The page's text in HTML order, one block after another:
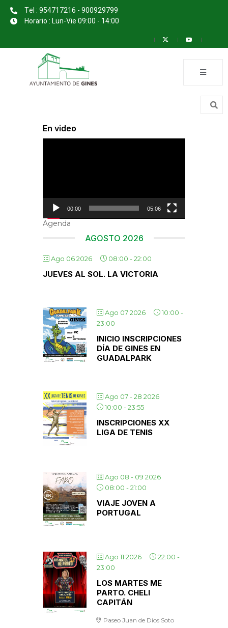
Tel : 954717216 - 900929799
Horario : Lun-Vie 09:00 - 14:00
En video
00:00 05:06
Agenda
AGOSTO 2026
Ago 06 2026 08:00 -22:00
JUEVES AL SOL. LA VICTORIA
Ago 07 2026 10:00 -
23:00
INICIO INSCRIPCIONES
DÍA DE GINES EN
GUADALPARK
Ago 07 - 28 2026
10:00 -23:55
INSCRIPCIONES XX
LIGA DE TENIS
Ago 08 - 09 2026
08:00 -21:00
VIAJE JOVEN A
PORTUGAL
Ago 11 2026 22:00 -
23:00
LOS MARTES ME
PARTO. CHELI
CAPITÁN
Paseo Juan de Dios Soto